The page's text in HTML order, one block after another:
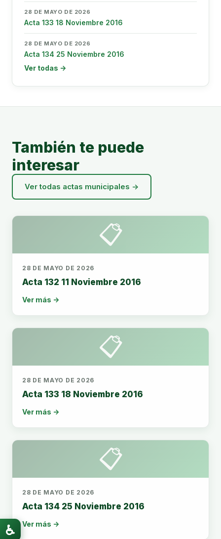
28 DE MAYO DE 2026
Acta 133 18 Noviembre 2016
28 DE MAYO DE 2026
Acta 134 25 Noviembre 2016
Ver todas →
También te puede
interesar
Ver todas actas municipales →
📋
28 DE MAYO DE 2026
Acta 132 11 Noviembre 2016
Ver más →
📋
28 DE MAYO DE 2026
Acta 133 18 Noviembre 2016
Ver más →
📋
28 DE MAYO DE 2026
Acta 134 25 Noviembre 2016
Ver más →
♿